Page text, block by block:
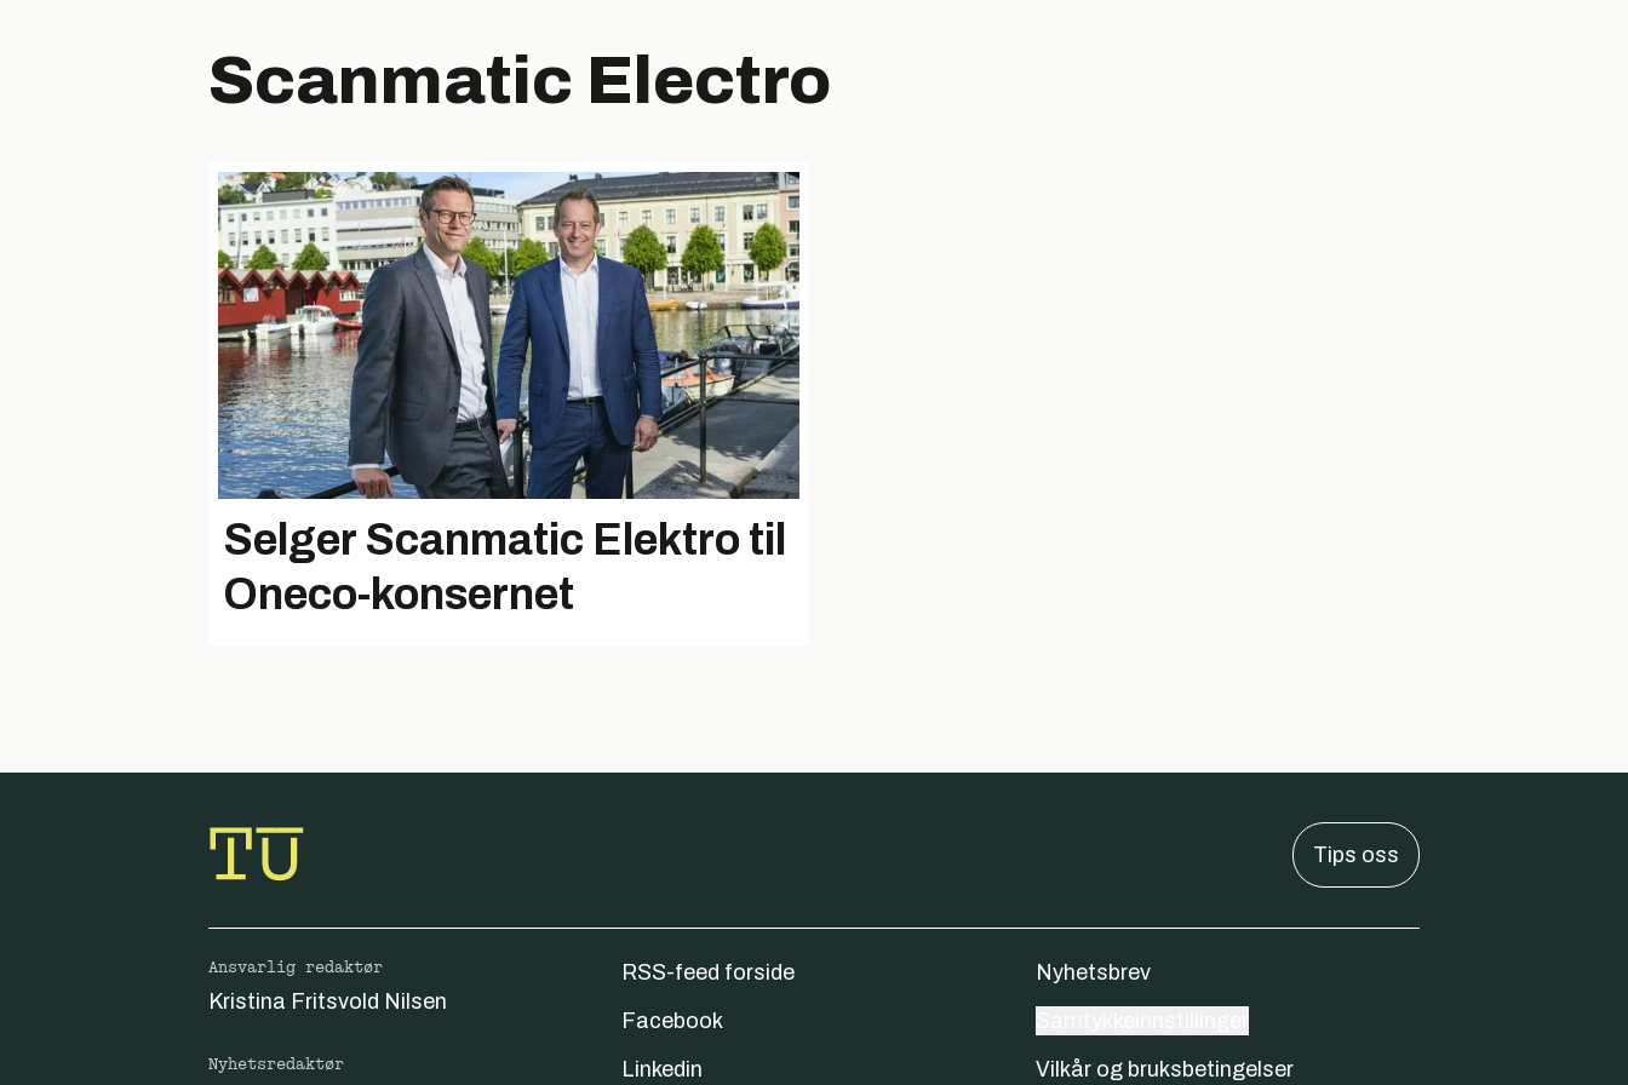
Scanmatic Electro
Selger Scanmatic Elektro til
Oneco-konsernet
Tips oss
Ansvarlig redaktør
Kristina Fritsvold Nilsen
Nyhetsredaktør
RSS-feed forside
Facebook
Linkedin
Nyhetsbrev
Vilkår og bruksbetingelser